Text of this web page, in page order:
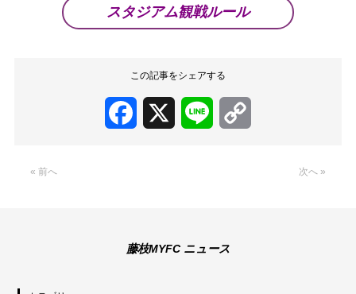
スタジアム観戦ルール
この記事をシェアする
Facebook Line
« 前へ 次へ »
藤枝MYFC ニュース